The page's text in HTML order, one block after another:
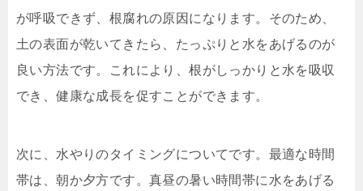
が呼吸できず、根腐れの原因になります。そのため、
土の表面が乾いてきたら、たっぷりと水をあげるのが
良い方法です。これにより、根がしっかりと水を吸収
でき、健康な成長を促すことができます。
次に、水やりのタイミングについてです。最適な時間
帯は、朝か夕方です。真昼の暑い時間帯に水をあげる